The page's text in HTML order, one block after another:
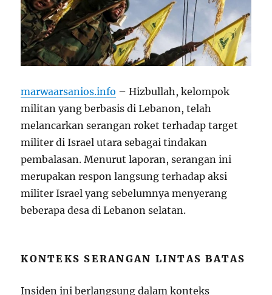
marwaarsanios.info – Hizbullah, kelompok
militan yang berbasis di Lebanon, telah
melancarkan serangan roket terhadap target
militer di Israel utara sebagai tindakan
pembalasan. Menurut laporan, serangan ini
merupakan respon langsung terhadap aksi
militer Israel yang sebelumnya menyerang
beberapa desa di Lebanon selatan.
KONTEKS SERANGAN LINTAS BATAS
Insiden ini berlangsung dalam konteks